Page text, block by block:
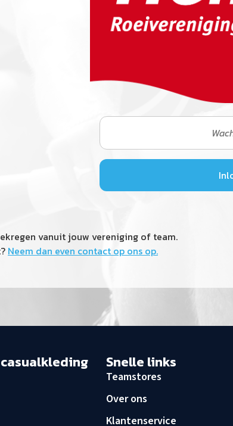
vanuit jouw vereniging of team.
Neem dan even contact op ons op.
Snelle links
Teamstores
Over ons
Klantenservice